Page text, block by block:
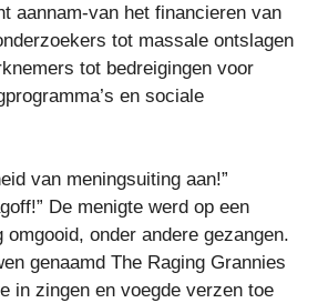
aannam-van het financieren van
tot massale ontslagen
tot bedreigingen voor
en sociale
van meningsuiting aan!”
De menigte werd op een
omgooid, onder andere gezangen.
genaamd The Raging Grannies
in zingen en voegde verzen toe